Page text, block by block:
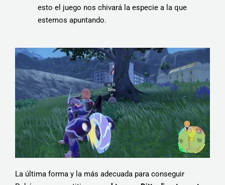
esto el juego nos chivará la especie a la que
estemos apuntando.
La última forma y la más adecuada para conseguir